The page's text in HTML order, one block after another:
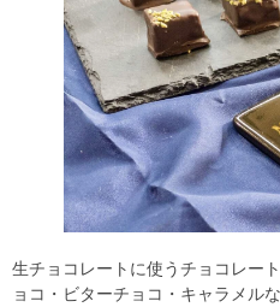
生チョコレートに使うチョコレー
ョコ・ビターチョコ・キャラメル